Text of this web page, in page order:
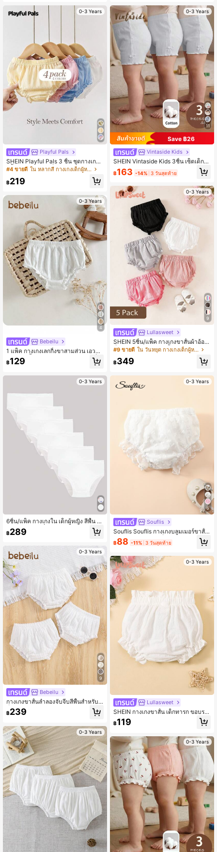
0-3 Years
Playful Pals
SHEIN Playful Pals 3 ชิ้น ชุดกางเกงข
าสั้นสีอ่อนสำหรับเด็กผู้หญิงฤดูร้อน สีเบ
จ สีขาว สีชมพู สไตล์มินิมอล ทรงหลวม
เหมาะสำหรับวันหยุดกลางแจ้ง น่ารัก สี
#4 ขายดี ใน หลากสี กางเกงเด็กผู้หญิง
฿219
0-3 Years
4
Bebeilu
1 แพ็ค กางเกงเลกกิ้งขาสามส่วน เอวยา
งยืด ถักสีพื้นเรียบง่าย น่ารัก สำหรับเด็ก
ผู้หญิง
฿129
0-3 Years
6ชิ้น/แพ็ค กางเกงใน เด็กผู้หญิง สีพื้น สี
ขาว รูปสามเหลี่ยม
฿289
0-3 Years
9
Bebeilu
กางเกงขาสั้นลำลองจับจีบสีพื้นสำหรับเ
ด็กผู้หญิง สวมใส่ได้ทุกวัน
฿239
0-3 Years
0-3 Years
11
Save ฿26
Vintaside Kids
SHEIN Vintaside Kids 3ชิ้น เซ็ตเด็กห
ญิง 0-3Y ฤดูใบไม้ผลิ ฤดูร้อน แบบใหม่
ชุดกีฬาแบบเป็นทางการ ถักทอ ริบบิ้น สี
เหมาะสำหรับการสวมใส้ทั้งในร่มและก
ลางแจ้ง
฿163 -14% 3 วันสุดท้าย
0-3 Years
9
Lullasweet
SHEIN 5ชิ้น/แพ็ค กางเกงขาสั้นผ้าอ้อมเ
ด็กผู้หญิง ลายดอกไม้ น้ำหนักเบา น่ารัก
ลำลอง ระบายอากาศได้ดี
#9 ขายดี ใน วันหยุด กางเกงเด็กผู้หญิง
฿349
0-3 Years
6
Souflis
Souflis Souflis กางเกงบลูมเมอร์ขาสั้น
ลูกไม้สีขาวสำหรับเด็กผู้หญิง, กางเกงข
าสั้นสีขาวสำหรับเด็ก, กางเกงชั้นในสำ
วันเกิด
฿88 -11% 3 วันสุดท้าย
0-3 Years
Lullasweet
SHEIN กางเกงขาสั้น เด็กทารก ขอบระ
บาย เอวจับย่น
฿119
0-3 Years